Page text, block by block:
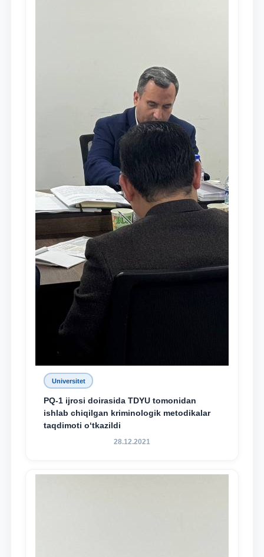
Universitet
PQ-1 ijrosi doirasida TDYU tomonidan
ishlab chiqilgan kriminologik metodikalar
taqdimoti o‘tkazildi
28.12.2021